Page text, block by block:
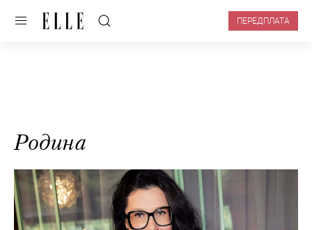
ПЕРЕДПЛАТА
Родина